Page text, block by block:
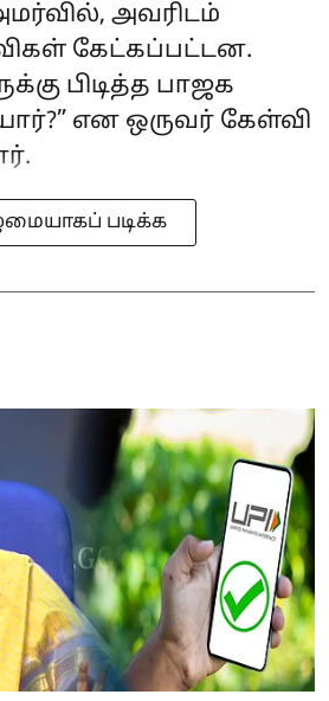
அவரிடம்
கேட்கப்பட்டன.
பிடித்த பாஜக
என ஒருவர் கேள்வி
படிக்க